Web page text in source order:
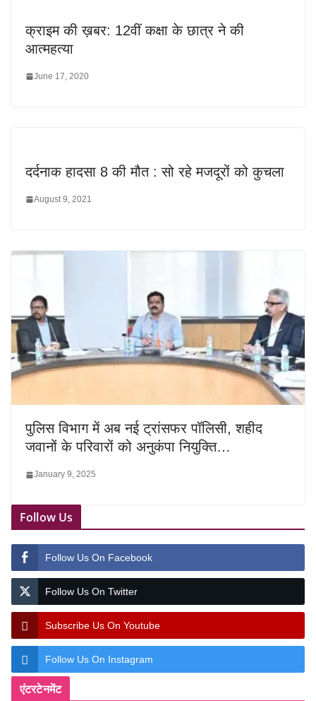
क्राइम की ख़बर: 12वीं कक्षा के छात्र ने की
आत्महत्या
June 17, 2020
दर्दनाक हादसा 8 की मौत : सो रहे मजदूरों को कुचला
August 9, 2021
पुलिस विभाग में अब नई ट्रांसफर पॉलिसी, शहीद
जवानों के परिवारों को अनुकंपा नियुक्ति…
January 9, 2025
Follow Us
Follow Us On Facebook
Follow Us On Twitter
Subscribe Us On Youtube
Follow Us On Instagram
एंटरटेनमेंट